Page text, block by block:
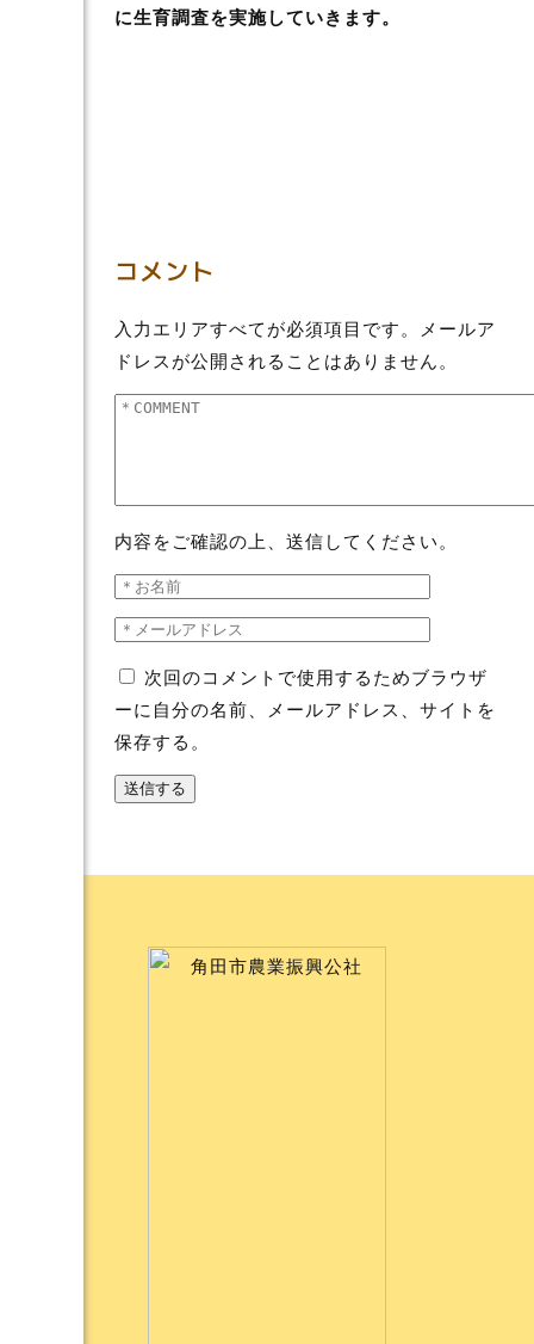
に生育調査を実施していきます。
コメント
入力エリアすべてが必須項目です。メールア
ドレスが公開されることはありません。
内容をご確認の上、送信してください。
次回のコメントで使用するためブラウザ
ーに自分の名前、メールアドレス、サイトを
保存する。